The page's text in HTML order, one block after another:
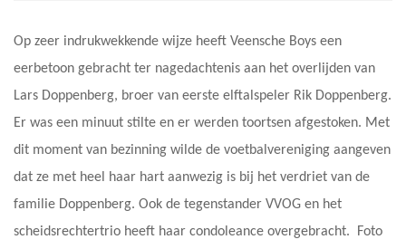
Op zeer indrukwekkende wijze heeft Veensche Boys een
eerbetoon gebracht ter nagedachtenis aan het overlijden van
Lars Doppenberg, broer van eerste elftalspeler Rik Doppenberg.
Er was een minuut stilte en er werden toortsen afgestoken. Met
dit moment van bezinning wilde de voetbalvereniging aangeven
dat ze met heel haar hart aanwezig is bij het verdriet van de
familie Doppenberg. Ook de tegenstander VVOG en het
scheidsrechtertrio heeft haar condoleance overgebracht. Foto